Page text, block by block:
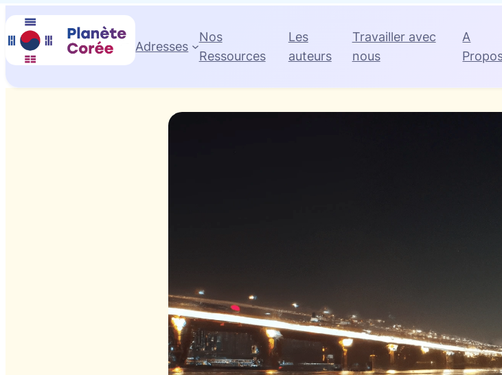
Adresses
Nos
Ressources
Les
auteurs
Travailler avec
nous
A